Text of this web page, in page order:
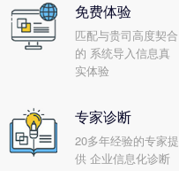
免费体验
匹配与贵司高度契合
的 系统导入信息真
实体验
专家诊断
20多年经验的专家提
供 企业信息化诊断